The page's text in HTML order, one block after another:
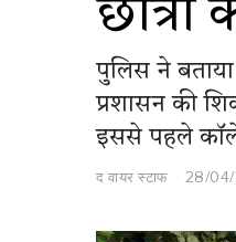
पुलिस ने
प्रशासन की
इससे पहले
द वायर स्टाफ 28/